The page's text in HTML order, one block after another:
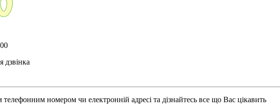
дзвінка
телефонним номером чи електронній адресі та дізнайтесь все що Вас цікавить